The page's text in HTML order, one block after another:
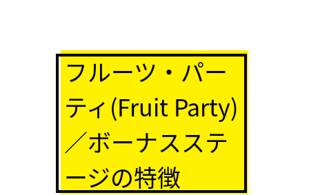
フルーツ・パー
ティ(Fruit Party)
／ボーナスステ
ージの特徴